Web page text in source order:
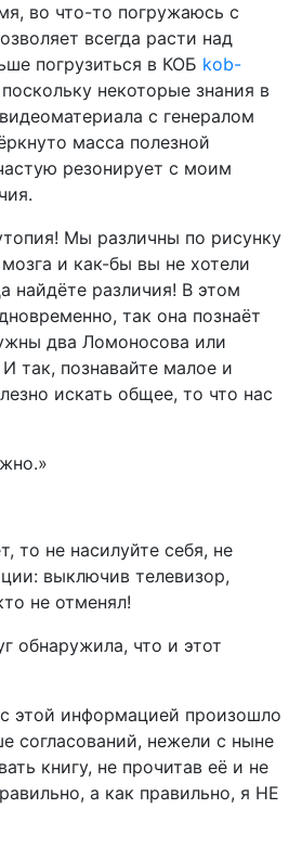
во что-то погружаюсь с
всегда расти над
погрузиться в КОБ kob-
некоторые знания в
с генералом
масса полезной
резонирует с моим
Мы различны по рисунку
и как-бы вы не хотели
найдёте различия! В этом
так она познаёт
два Ломоносова или
так, познавайте малое и
искать общее, то что нас
то не насилуйте себя, не
выключив телевизор,
не отменял!
обнаружила, что и этот
этой информацией произошло
согласований, нежели с ныне
книгу, не прочитав её и не
а как правильно, я НЕ